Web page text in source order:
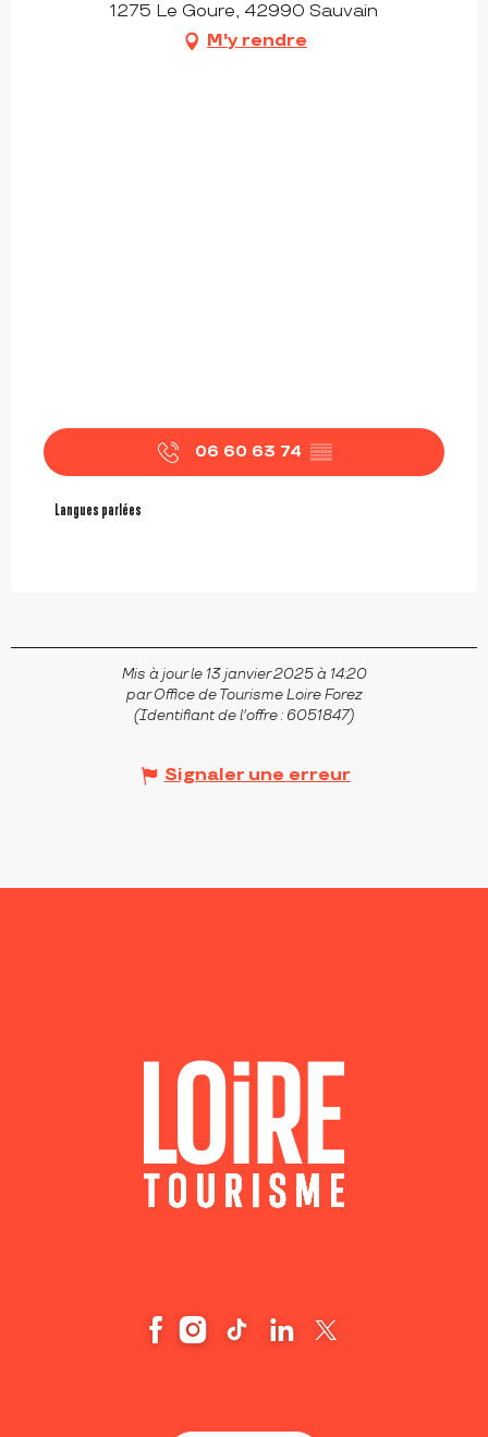
1275 Le Goure, 42990 Sauvain
M'y rendre
06 60 63 74 ▒▒
Langues parlées
Langues parlées
Mis à jour le 13 janvier 2025 à 14:20
par Office de Tourisme Loire Forez
(Identifiant de l'offre : 6051847)
Signaler une erreur